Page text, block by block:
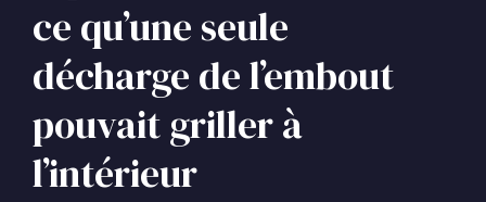
ce qu’une seule
décharge de l’embout
pouvait griller à
l’intérieur